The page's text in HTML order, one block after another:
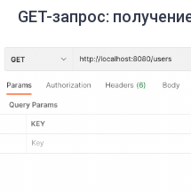
GET-запрос: